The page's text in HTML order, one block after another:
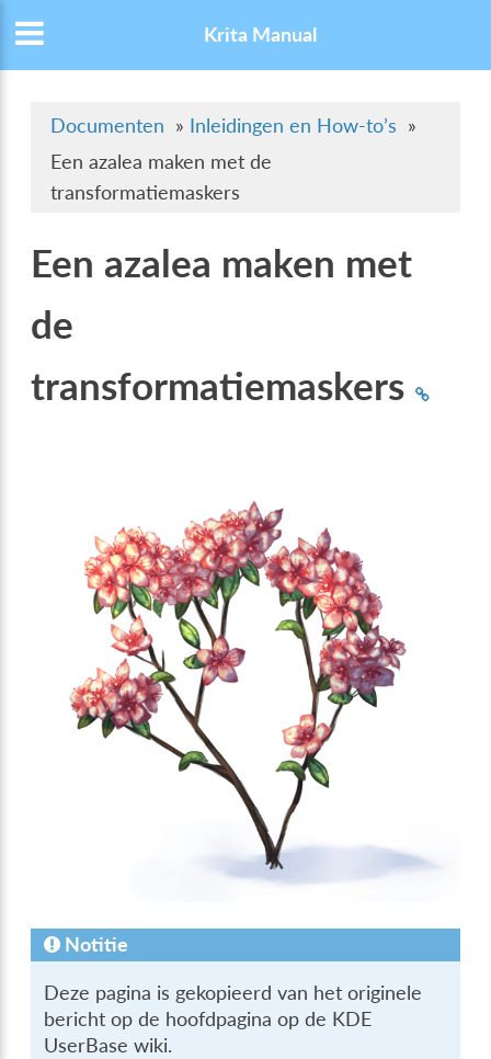
Krita Manual
Documenten » Inleidingen en How-to’s »
Een azalea maken met de
transformatiemaskers
Een azalea maken met
de
transformatiemaskers
Notitie
Deze pagina is gekopieerd van het originele
bericht op de hoofdpagina op de KDE
UserBase wiki.